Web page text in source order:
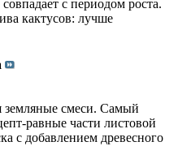
с периодом роста.
кактусов: лучше
земляные смеси. Самый
равные части листовой
с добавлением древесного